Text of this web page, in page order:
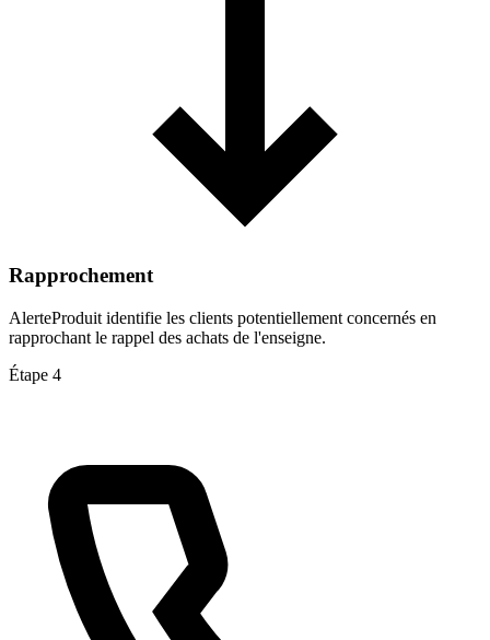
Rapprochement
AlerteProduit identifie les clients potentiellement concernés en
rapprochant le rappel des achats de l'enseigne.
Étape 4